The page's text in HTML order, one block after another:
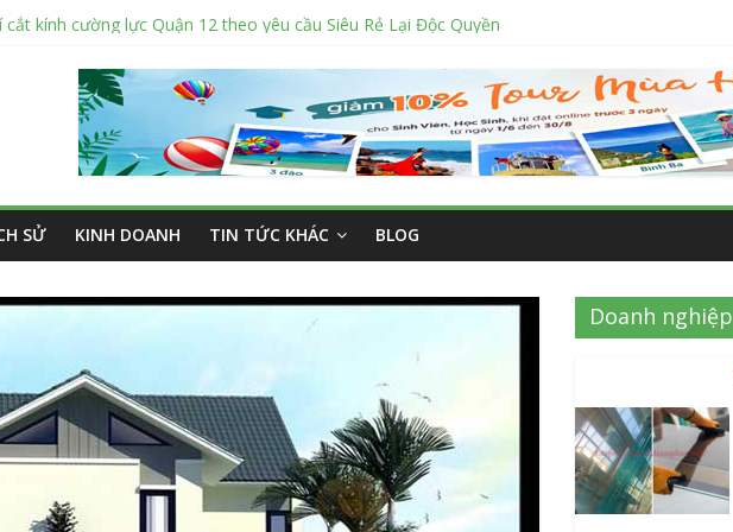
kính cường lực Quận 12 theo yêu cầu Siêu Rẻ Lại Độc Quyền
bán tập vở học sinh giá sỉ tại Tphcm uy tín được đánh giá High
Vở học sinh 96 trang giá bao nhiêu tại 3 đại lý lớn có tiếng ở Tphcm hiện nay?
sửa cửa nhôm kính Tân Phú Tphcm tận nơi giá rẻ, uy tín nhất hiện nay
SỬ KINH DOANH TIN TỨC KHÁC BLOG
Doanh nghiệp